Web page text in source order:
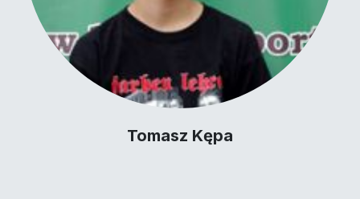
Tomasz Kępa